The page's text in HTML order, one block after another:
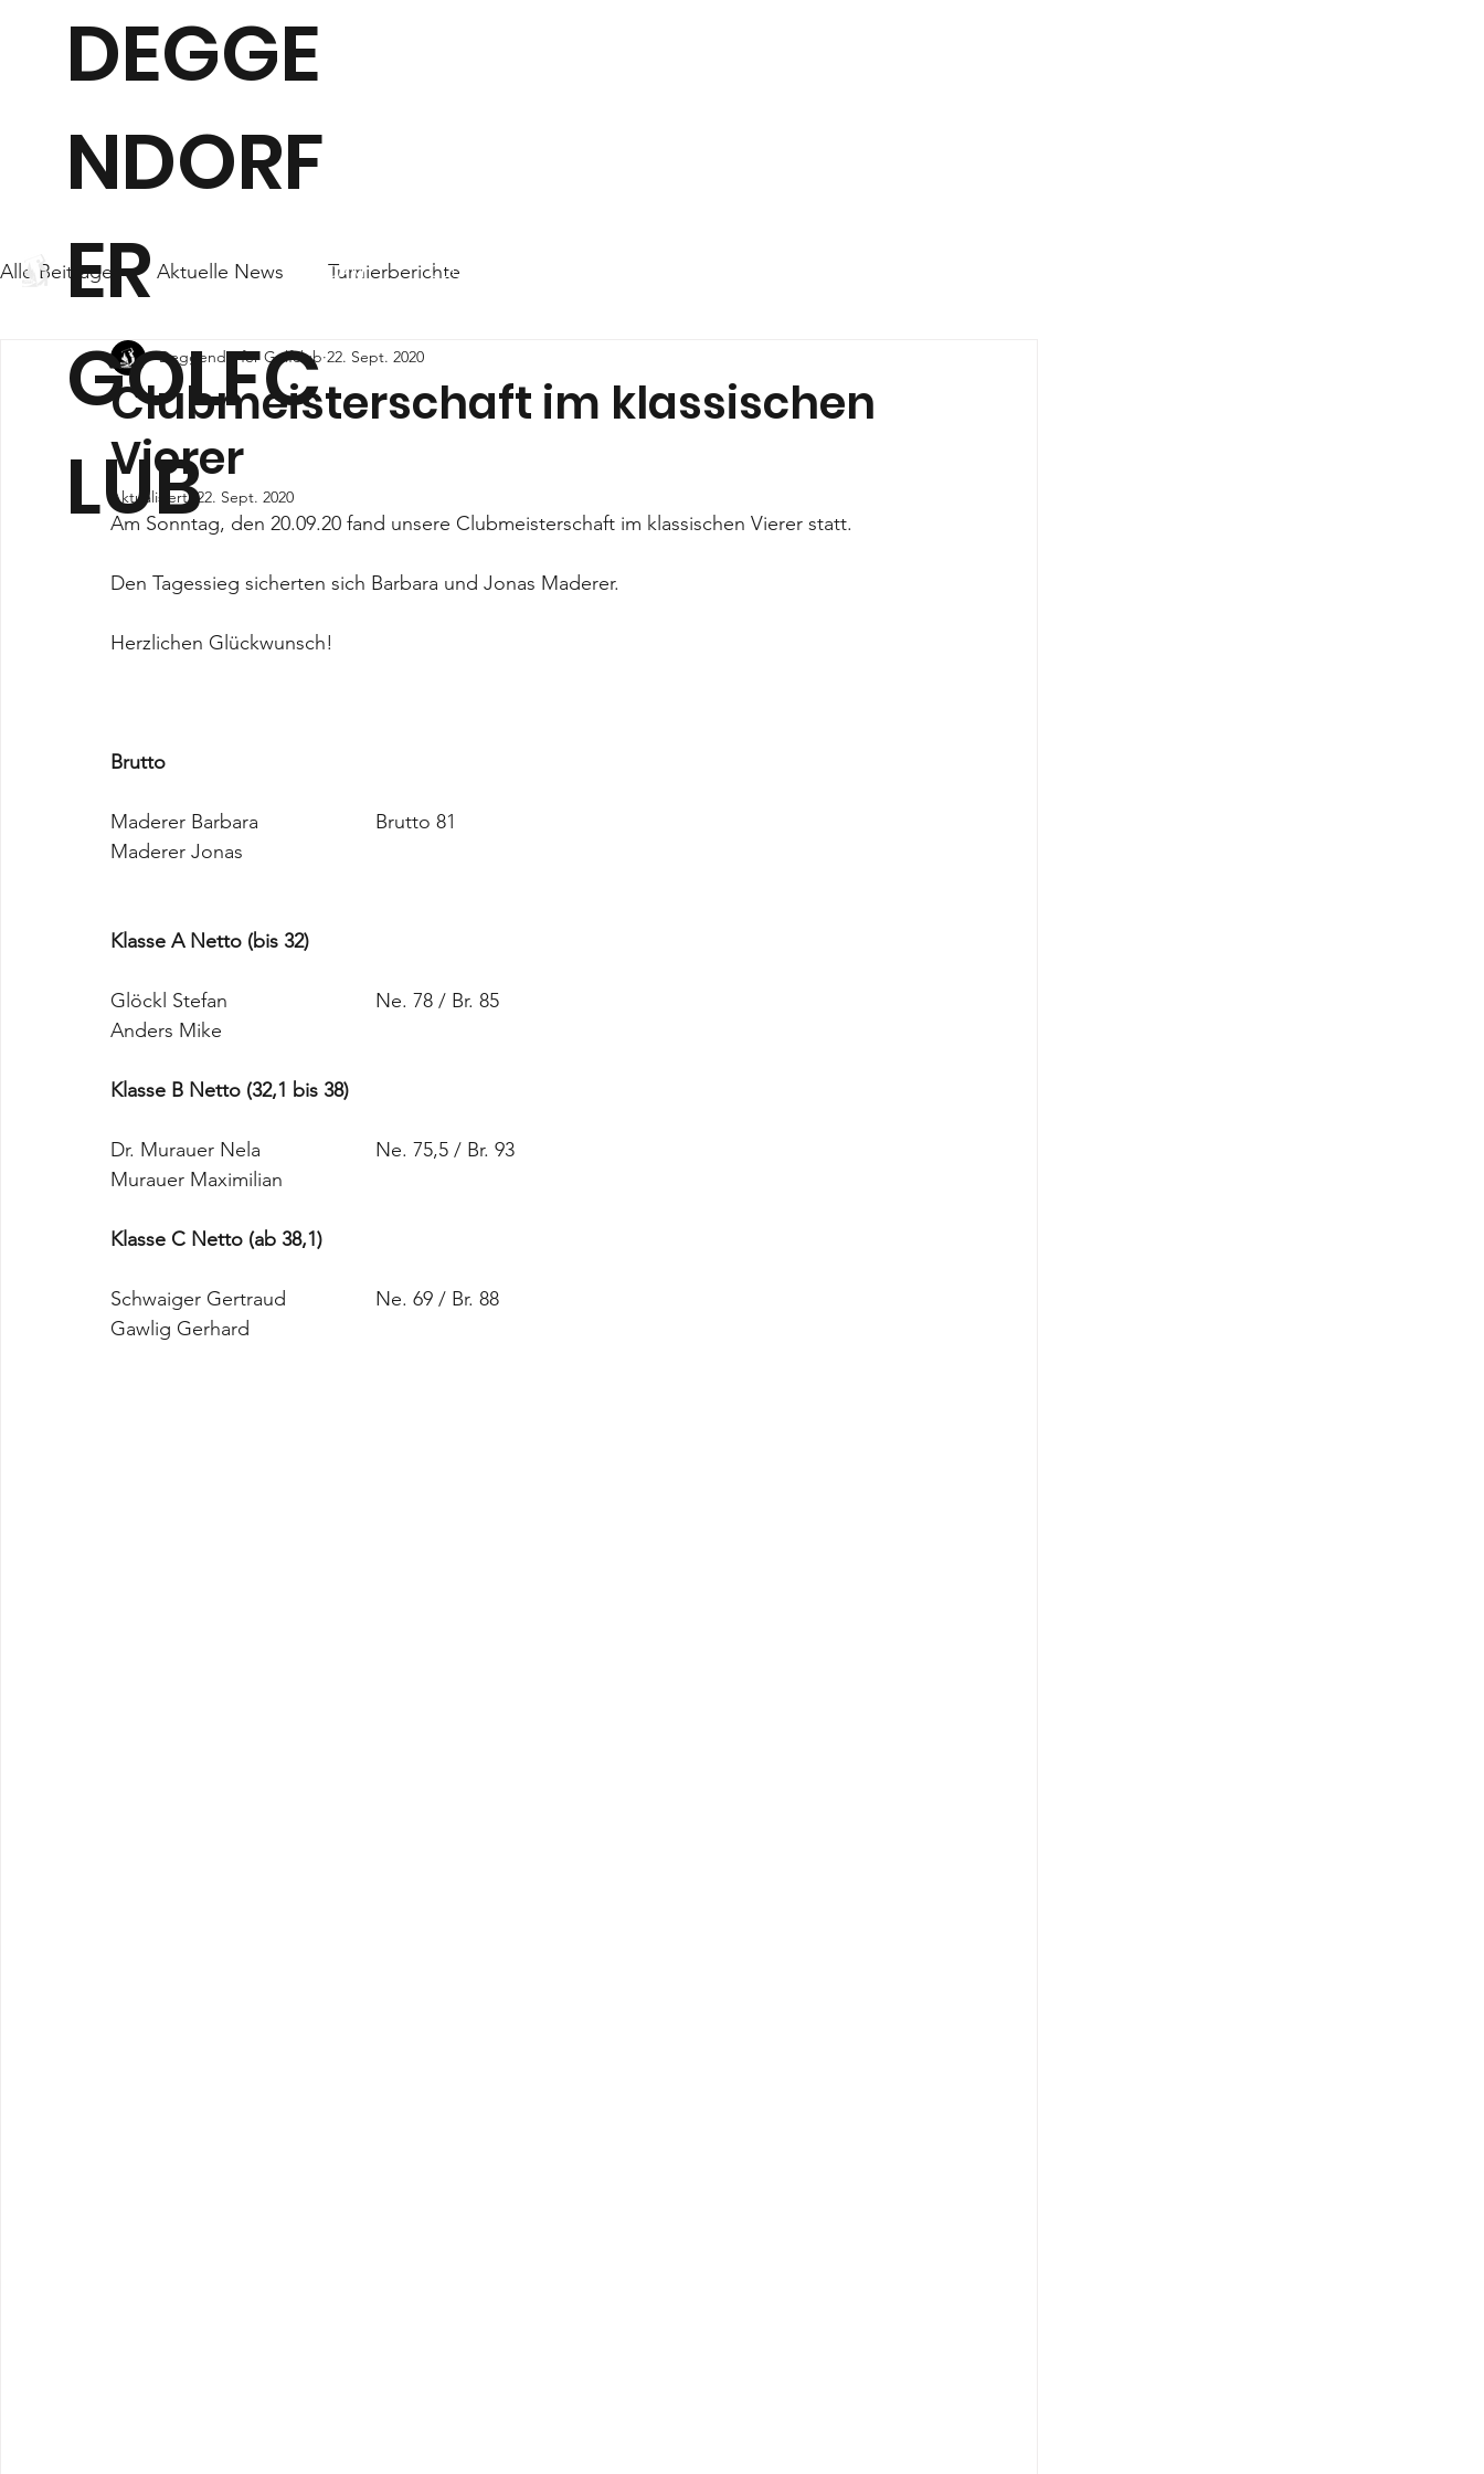
WEBCAM CLUB
DEGGE
NDORF
ER
GOLFC
LUB
Alle Beiträge Aktuelle News Turnierberichte
Clubmeisterschaft im klassischen
Vierer
Deggendorfer Golfclub 22. Sept. 2020
Aktualisiert:22. Sept. 2020
Am Sonntag, den 20.09.20 fand unsere Clubmeisterschaft im klassischen Vierer statt.
Den Tagessieg sicherten sich Barbara und Jonas Maderer.
Herzlichen Glückwunsch!
Brutto
Maderer Jonas
Klasse A Netto (bis 32)
Glöckl Stefan				Ne. 78 / Br. 85
Anders Mike
Klasse B Netto (32,1 bis 38)
Dr. Murauer Nela			Ne. 75,5 / Br. 93
Murauer Maximilian
Klasse C Netto (ab 38,1)
Schwaiger Gertraud		Ne. 69 / Br. 88
Gawlig Gerhard